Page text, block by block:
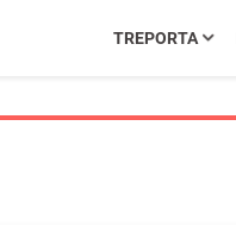
TREPORTA